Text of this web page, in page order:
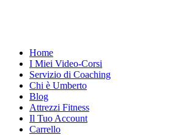
Home
I Miei Video-Corsi
Servizio di Coaching
Chi è Umberto
Blog
Attrezzi Fitness
Il Tuo Account
Carrello